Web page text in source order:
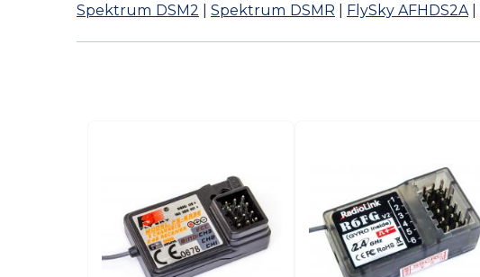
Spektrum DSM2 Spektrum DSMR FlySky AFHDS2A|